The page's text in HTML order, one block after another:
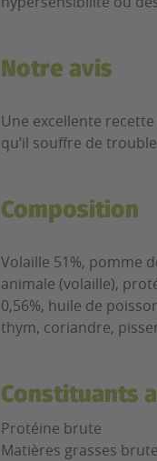
Notre avis
Une excellente
qu’il souffre de
Composition
Volaille 51%, pomme
animale (volaille),
0,56%, huile de
thym, coriandre,
Constituants
Protéine brute
Matières grasses